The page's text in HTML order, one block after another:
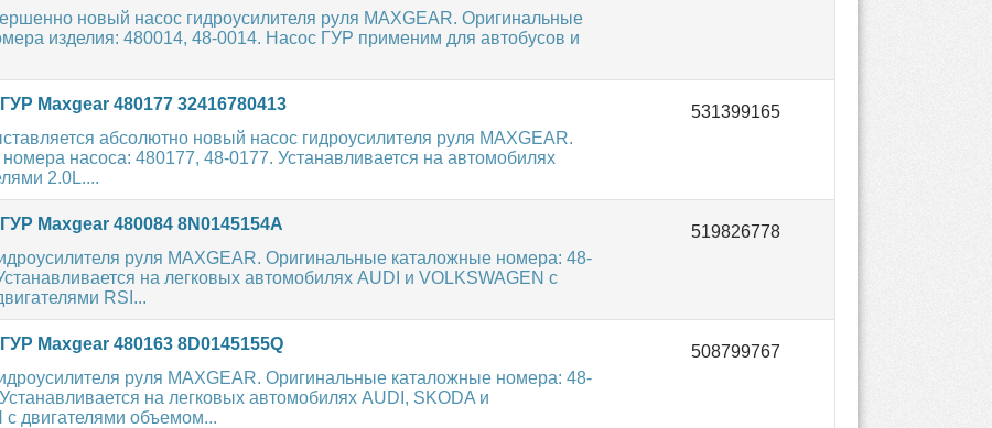
новый насос гидроусилителя руля MAXGEAR. Оригинальные
изделия: 480014, 48-0014. Насос ГУР применим для автобусов и
Maxgear 480177 32416780413
абсолютно новый насос гидроусилителя руля MAXGEAR.
насоса: 480177, 48-0177. Устанавливается на автомобилях
2.0L....
Maxgear 480084 8N0145154A
руля MAXGEAR. Оригинальные каталожные номера: 48-
на легковых автомобилях AUDI и VOLKSWAGEN с
RSI...
Maxgear 480163 8D0145155Q
руля MAXGEAR. Оригинальные каталожные номера: 48-
на легковых автомобилях AUDI, SKODA и
с двигателями объемом...